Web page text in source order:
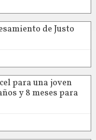
de Justo
para una joven
y 8 meses para